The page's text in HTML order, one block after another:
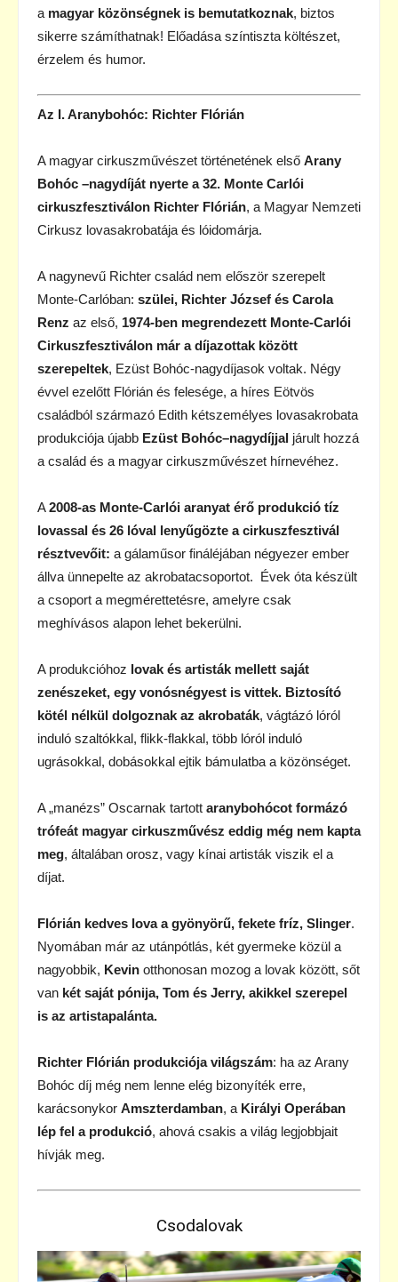
a magyar közönségnek is bemutatkoznak, biztos
sikerre számíthatnak! Előadása színtiszta költészet,
érzelem és humor.
Az I. Aranybohóc: Richter Flórián
A magyar cirkuszművészet történetének első Arany
Bohóc –nagydíját nyerte a 32. Monte Carlói
cirkuszfesztiválon Richter Flórián, a Magyar Nemzeti
Cirkusz lovasakrobatája és lóidomárja.
A nagynevű Richter család nem először szerepelt
Monte-Carlóban: szülei, Richter József és Carola
Renz az első, 1974-ben megrendezett Monte-Carlói
Cirkuszfesztiválon már a díjazottak között
szerepeltek, Ezüst Bohóc-nagydíjasok voltak. Négy
évvel ezelőtt Flórián és felesége, a híres Eötvös
családból származó Edith kétszemélyes lovasakrobata
produkciója újabb Ezüst Bohóc–nagydíjjal járult hozzá
a család és a magyar cirkuszművészet hírnevéhez.
A2008-as Monte-Carlói aranyat érő produkció tíz
lovassal és 26 lóval lenyűgözte a cirkuszfesztivál
résztvevőit: a gálaműsor fináléjában négyezer ember
állva ünnepelte az akrobatacsoportot. Évek óta készült
a csoport a megmérettetésre, amelyre csak
meghívásos alapon lehet bekerülni.
A produkcióhoz lovak és artisták mellett saját
zenészeket, egy vonósnégyest is vittek. Biztosító
kötél nélkül dolgoznak az akrobaták, vágtázó lóról
induló szaltókkal, flikk-flakkal, több lóról induló
ugrásokkal, dobásokkal ejtik bámulatba a közönséget.
A „manézs” Oscarnak tartott aranybohócot formázó
trófeát magyar cirkuszművész eddig még nem kapta
meg, általában orosz, vagy kínai artisták viszik el a
díjat.
Flórián kedves lova a gyönyörű, fekete fríz, Slinger.
Nyomában már az utánpótlás, két gyermeke közül a
nagyobbik, Kevin otthonosan mozog a lovak között, sőt
van két saját pónija, Tom és Jerry, akikkel szerepel
is az artistapalánta.
Richter Flórián produkciója világszám: ha az Arany
Bohóc díj még nem lenne elég bizonyíték erre,
karácsonykor Amszterdamban, a Királyi Operában
lép fel a produkció, ahová csakis a világ legjobbjait
hívják meg.
Csodalovak